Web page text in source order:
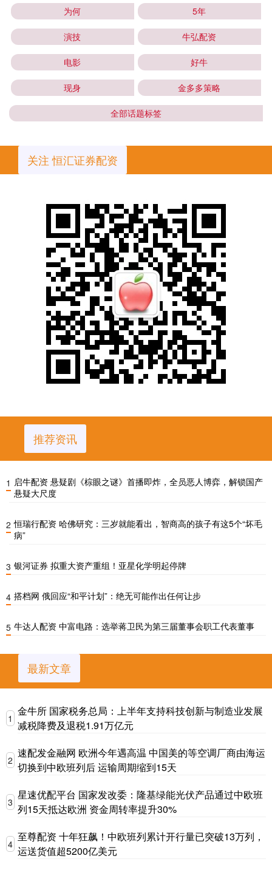
为何 5年
演技 牛弘配资
电影 好牛
现身 金多多策略
全部话题标签
关注 恒汇证券配资
推荐资讯
1 启牛配资 悬疑剧《棕眼之谜》首播即炸，全员恶人博弈，解锁国产
悬疑大尺度
2 恒瑞行配资 哈佛研究：三岁就能看出，智商高的孩子有这5个“坏毛
病”
3 银河证券 拟重大资产重组！亚星化学明起停牌
4 搭档网 俄回应“和平计划”：绝无可能作出任何让步
5 牛达人配资 中富电路：选举蒋卫民为第三届董事会职工代表董事
最新文章
1
金牛所 国家税务总局：上半年支持科技创新与制造业发展
减税降费及退税1.91万亿元
2
速配发金融网 欧洲今年遇高温 中国美的等空调厂商由海运
切换到中欧班列后 运输周期缩到15天
3
星速优配平台 国家发改委：隆基绿能光伏产品通过中欧班
列15天抵达欧洲 资金周转率提升30%
4
至尊配资 十年狂飙！中欧班列累计开行量已突破13万列，
运送货值超5200亿美元